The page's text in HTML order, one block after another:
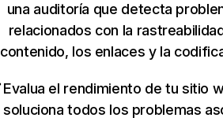
una auditoría que detecta
relacionados con la
contenido, los enlaces y la
Evalua el rendimiento de tu sitio
soluciona todos los problemas